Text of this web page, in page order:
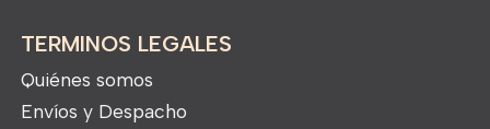
TERMINOS LEGALES
Quiénes somos
Envíos y Despacho